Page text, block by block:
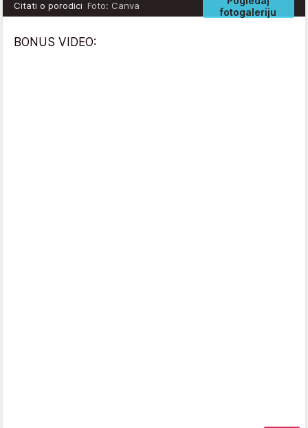
fotogaleriju
Citati o porodici Foto: Canva
BONUS VIDEO: